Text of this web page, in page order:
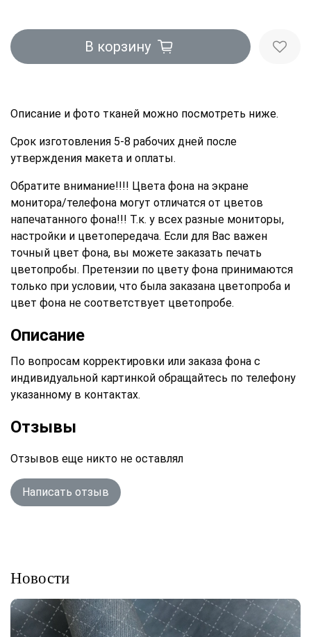
В корзину
Описание и фото тканей можно посмотреть ниже.
Срок изготовления 5-8 рабочих дней после
утверждения макета и оплаты.
Обратите внимание!!!! Цвета фона на экране
монитора/телефона могут отличатся от цветов
напечатанного фона!!! Т.к. у всех разные мониторы,
настройки и цветопередача. Если для Вас важен
точный цвет фона, вы можете заказать печать
цветопробы. Претензии по цвету фона принимаются
только при условии, что была заказана цветопроба и
цвет фона не соответствует цветопробе.
Описание
По вопросам корректировки или заказа фона с
индивидуальной картинкой обращайтесь по телефону
указанному в контактах.
Отзывы
Отзывов еще никто не оставлял
Написать отзыв
Новости